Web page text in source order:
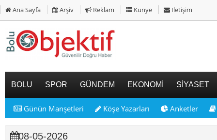
Ana Sayfa Arşiv Reklam Künye İletişim
BOLU SPOR GÜNDEM EKONOMİ SİYASET
Günün Manşetleri Köşe Yazarları Anketler
08-05-2026